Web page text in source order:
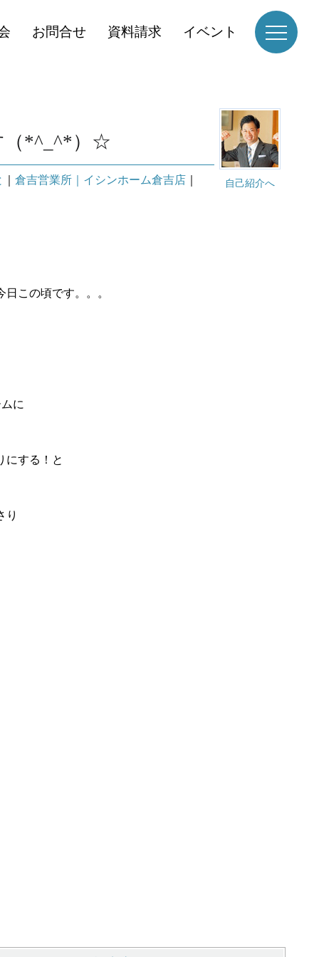
お問合せ 資料請求 イベント
自己紹介へ
（*^_^*）☆
倉吉営業所｜イシンホーム倉吉店
この頃です。。。
に
にする！と
り